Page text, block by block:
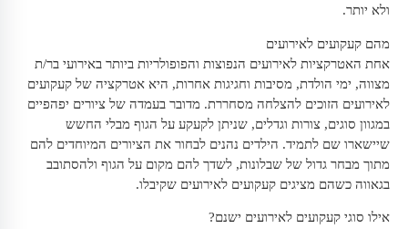
ולא יותר.
מהם קעקועים לאירועים
אחת האטרקציות לאירועים הנפוצות והפופולריות ביותר באירועי בר/ת
מצווה, ימי הולדת, מסיבות וחגיגות אחרות, היא אטרקציה של קעקועים
לאירועים הזוכים להצלחה מסחררת. מדובר בעמדה של ציורים יפהפיים
במגוון סוגים, צורות וגדלים, שניתן לקעקע על הגוף מבלי החשש
שיישארו שם לתמיד. הילדים נהנים לבחור את הציורים המיוחדים להם
מתוך מבחר גדול של שבלונות, לשדך להם מקום על הגוף ולהסתובב
בגאווה כשהם מציגים קעקועים לאירועים שקיבלו.
אילו סוגי קעקועים לאירועים ישנם?